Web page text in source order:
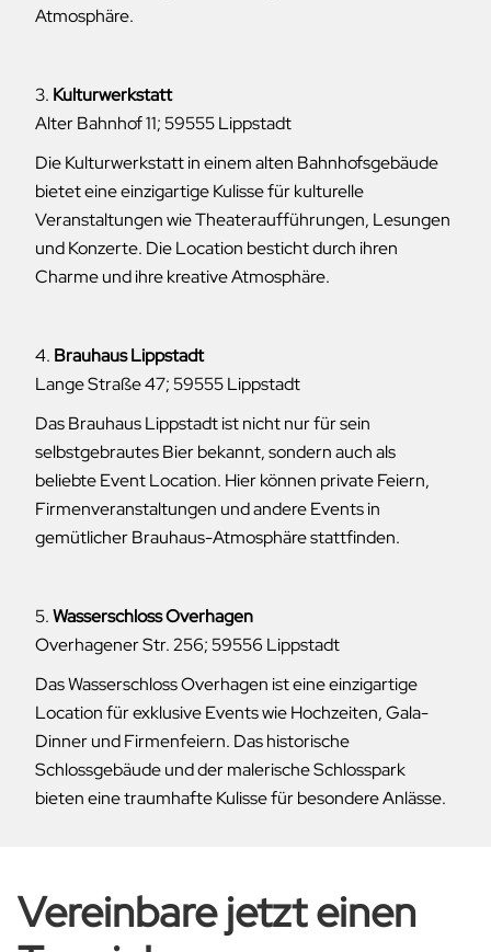
Atmosphäre.
3. Kulturwerkstatt
Alter Bahnhof 11; 59555 Lippstadt
Die Kulturwerkstatt in einem alten Bahnhofsgebäude
bietet eine einzigartige Kulisse für kulturelle
Veranstaltungen wie Theateraufführungen, Lesungen
und Konzerte. Die Location besticht durch ihren
Charme und ihre kreative Atmosphäre.
4. Brauhaus Lippstadt
Lange Straße 47; 59555 Lippstadt
Das Brauhaus Lippstadt ist nicht nur für sein
selbstgebrautes Bier bekannt, sondern auch als
beliebte Event Location. Hier können private Feiern,
Firmenveranstaltungen und andere Events in
gemütlicher Brauhaus-Atmosphäre stattfinden.
5.Wasserschloss Overhagen
Overhagener Str. 256; 59556 Lippstadt
Das Wasserschloss Overhagen ist eine einzigartige
Location für exklusive Events wie Hochzeiten, Gala-
Dinner und Firmenfeiern. Das historische
Schlossgebäude und der malerische Schlosspark
bieten eine traumhafte Kulisse für besondere Anlässe.
Vereinbare jetzt einen